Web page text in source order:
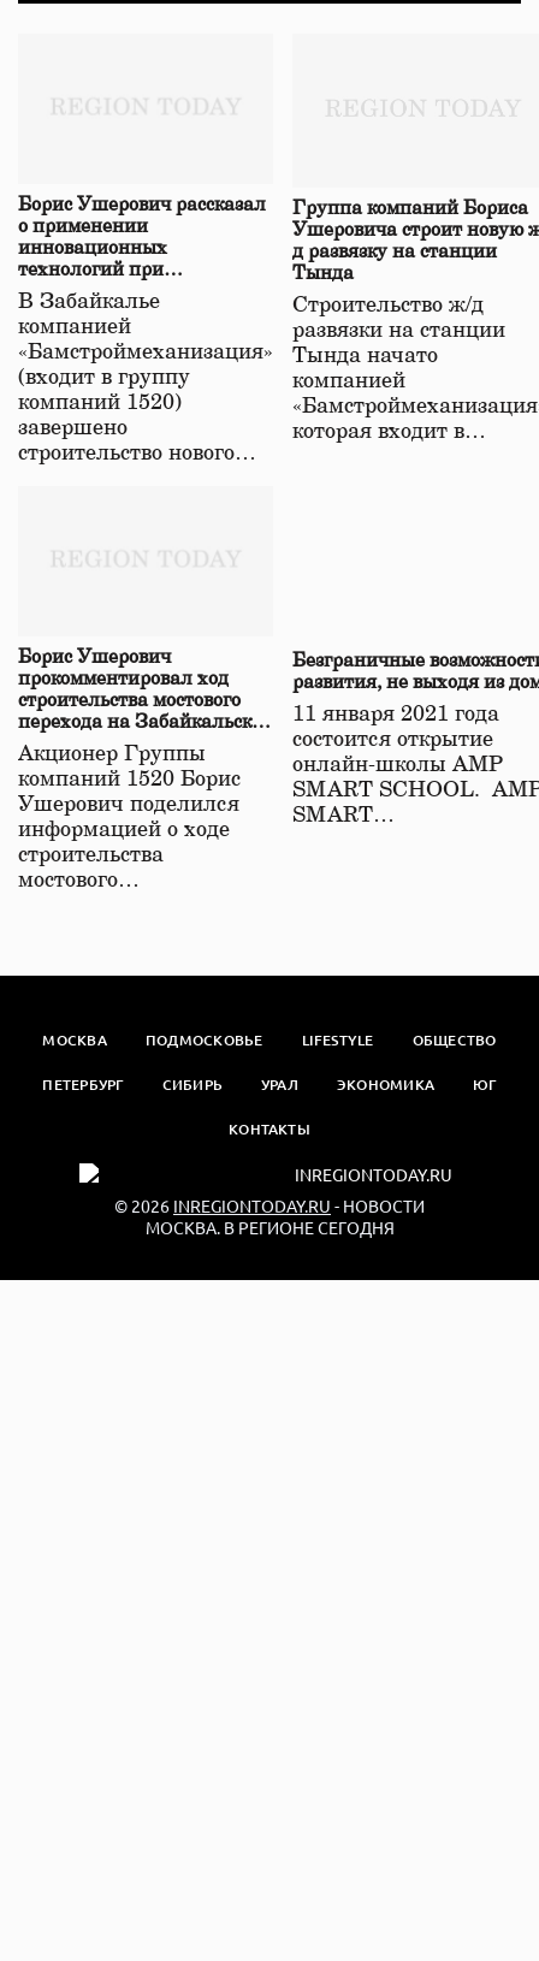
Борис Ушерович рассказал
о применении
инновационных
технологий при
строительстве нового моста
в Забайкалье
В Забайкалье
компанией
«Бамстроймеханизация»
(входит в группу
компаний 1520)
завершено
строительство нового…
Группа компаний Бориса
Ушеровича строит новую
д развязку на станции
Тында
Строительство ж/д
развязки на станции
Тында начато
компанией
которая входит в…
Борис Ушерович
прокомментировал ход
строительства мостового
перехода на Забайкальской
железной дороге
Акционер Группы
компаний 1520 Борис
Ушерович поделился
информацией о ходе
строительства
мостового…
Безграничные
развития, не выходя из
11 января 2021 года
состоится открытие
онлайн-школы АМР
SMART SCHOOL.
SMART…
МОСКВА ПОДМОСКОВЬЕ LIFESTYLE ОБЩЕСТВО
ПЕТЕРБУРГ СИБИРЬ УРАЛ ЭКОНОМИКА ЮГ
КОНТАКТЫ
© 2026 INREGIONTODAY.RU - НОВОСТИ
МОСКВА. В РЕГИОНЕ СЕГОДНЯ